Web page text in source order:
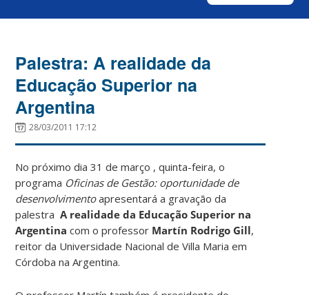
Palestra: A realidade da
Educação Superior na
Argentina
28/03/2011 17:12
No próximo dia 31 de março , quinta-feira, o
programa Oficinas de Gestão: oportunidade de
desenvolvimentoapresentará a gravação da
palestraA realidade da Educação Superior na
Argentinacom o professor Martín Rodrigo Gill,
reitor da Universidade Nacional de Villa Maria em
Córdoba na Argentina.